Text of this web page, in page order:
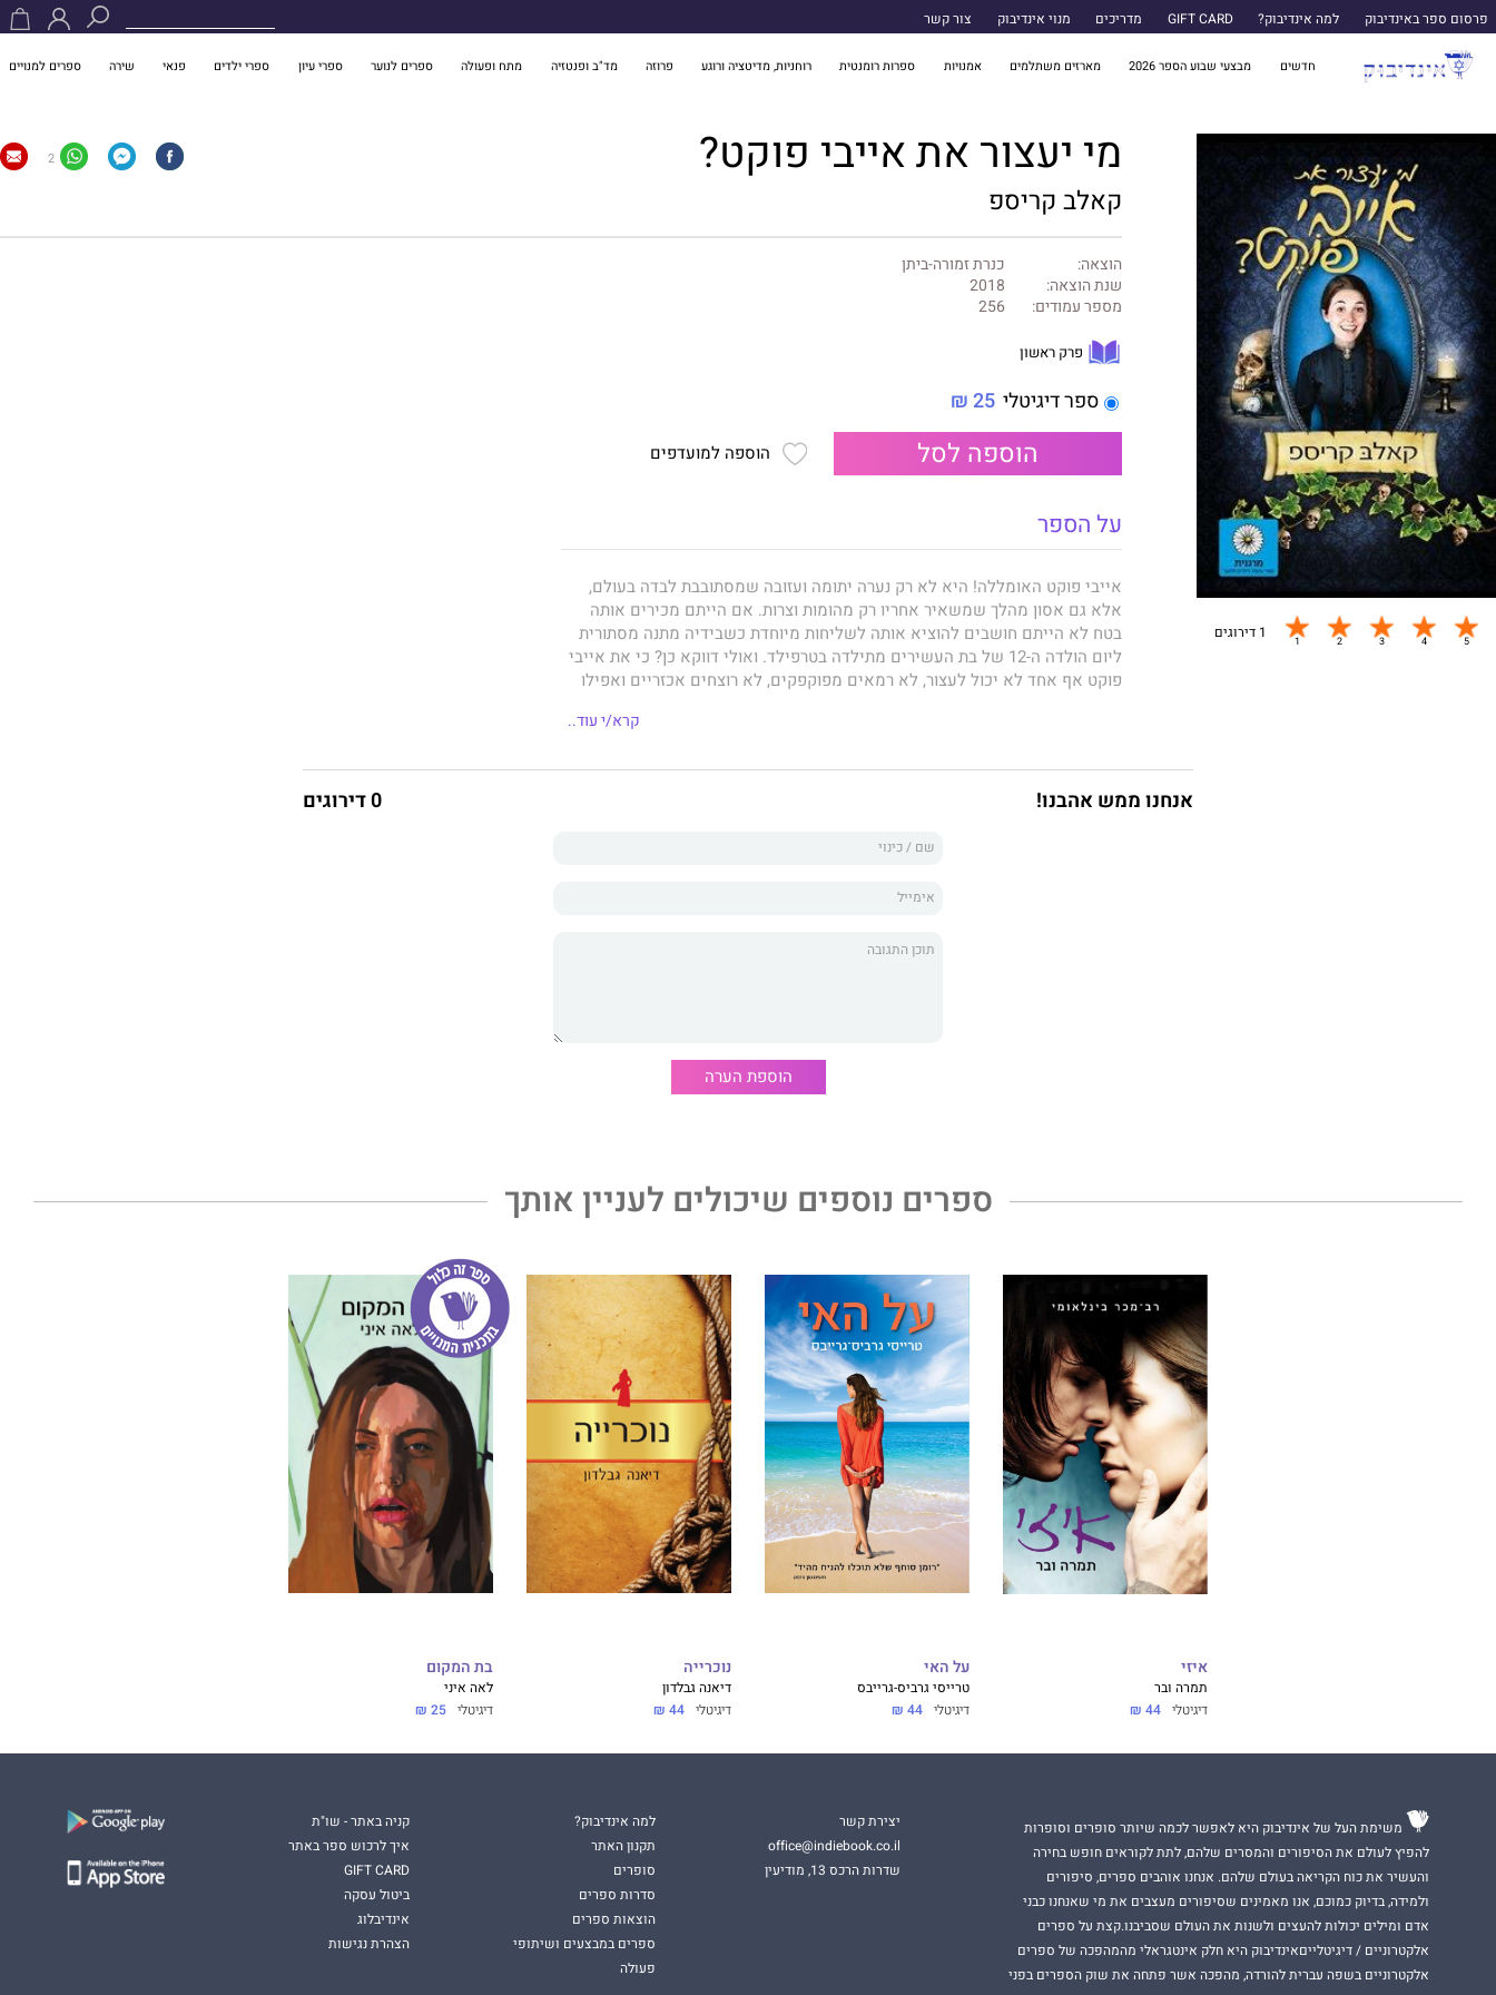
פרסום ספר באינדיבוק למה אינדיבוק? GIFT CARD מדריכים מנוי אינדיבוק צור קשר
חדשים מבצעי שבוע הספר 2026 מארזים משתלמים אמנויות ספרות רומנטית רוחניות, מדיטציה ורוגע פרוזה מד"ב ופנטזיה מתח ופעולה ספרים לנוער ספרי עיון ספרי ילדים פנאי שירה ספרים למנויים
1 דירוגים
מי יעצור את אייבי פוקט? 2
קאלב קריספ
הוצאה:
כנרת זמורה-ביתן
שנת הוצאה:
2018
מספר עמודים:
256
פרק ראשון
ספר דיגיטלי 25 ₪
הוספה לסל הוספה למועדפים
על הספר
אייבי פוקט האומללה! היא לא רק נערה יתומה ועזובה שמסתובבת לבדה בעולם,
אלא גם אסון מהלך שמשאיר אחריו רק מהומות וצרות. אם הייתם מכירים אותה
בטח לא הייתם חושבים להוציא אותה לשליחות מיוחדת כשבידיה מתנה מסתורית
ליום הולדה ה-12 של בת העשירים מתילדה בטרפילד. ואולי דווקא כן? כי את אייבי
פוקט אף אחד לא יכול לעצור, לא רמאים מפוקפקים, לא רוצחים אכזריים ואפילו
ואופטימית, שהיא גם שקועה בדמיונות, חסרת תקנה, מרגיזה ומשוגעת על כל הראש.
שמתחשק לה. זה היה תהליך הכתיבה המהנה ביותר שהיה לי אי־פעם."
קרא/י עוד..
אנחנו ממש אהבנו! 0 דירוגים
הוספת הערה
ספרים נוספים שיכולים לעניין אותך
איזי
תמרה ובר
דיגיטלי 44 ₪
על האי
טרייסי גרביס-גרייבס
דיגיטלי 44 ₪
נוכרייה
דיאנה גבלדון
דיגיטלי 44 ₪
בת המקום
לאה איני
דיגיטלי 25 ₪
משימת העל של אינדיבוק היא לאפשר לכמה שיותר סופרים וסופרות
להפיץ לעולם את הסיפורים והמסרים שלהם, לתת לקוראים חופש בחירה
והעשיר את כוח הקריאה בעולם שלהם. אנחנו אוהבים ספרים, סיפורים
ולמידה, בדיוק כמוכם, אנו מאמינים שסיפורים מעצבים את מי שאנחנו כבני
אדם ומילים יכולות להעצים ולשנות את העולם שסביבנו.קצת על ספרים
אלקטרוניים / דיגיטלייםאינדיבוק היא חלק אינטגראלי מהמהפכה של ספרים
אלקטרוניים בשפה עברית להורדה, מהפכה אשר פתחה את שוק הספרים בפני
יצירת קשר
office@indiebook.co.il
שדרות הרכס 13, מודיעין
למה אינדיבוק?
תקנון האתר
סופרים
סדרות ספרים
הוצאות ספרים
ספרים במבצעים ושיתופי
פעולה
קניה באתר - שו"ת
איך לרכוש ספר באתר
GIFT CARD
ביטול עסקה
אינדיבלוג
הצהרת נגישות